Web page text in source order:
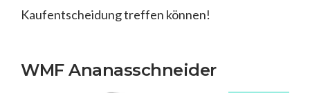
Kaufentscheidung treffen können!
WMF Ananasschneider